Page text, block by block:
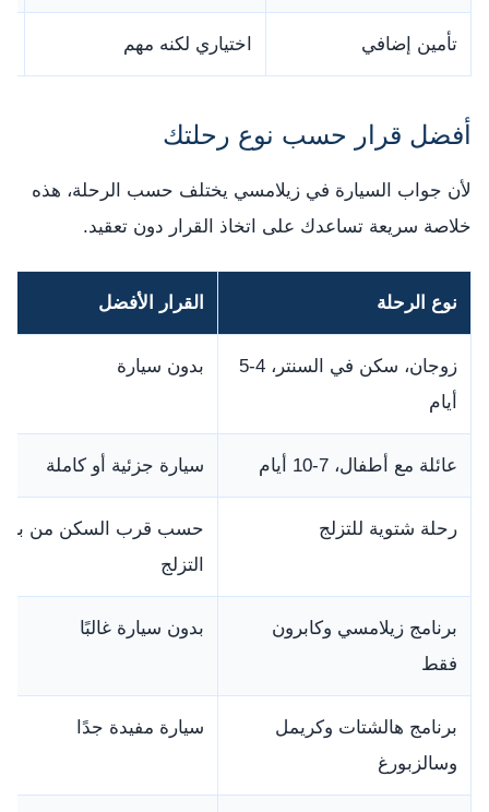
تأمين إضافي اختياري لكنه مهم
أفضل قرار حسب نوع رحلتك
لأن جواب السيارة في زيلامسي يختلف حسب الرحلة، هذه
خلاصة سريعة تساعدك على اتخاذ القرار دون تعقيد.
نوع الرحلة القرار الأفضل
زوجان، سكن في السنتر، 4-5
أيام
بدون سيارة
عائلة مع أطفال، 7-10 أيام سيارة جزئية أو كاملة
رحلة شتوية للتزلج
حسب قرب السكن من
التزلج
برنامج زيلامسي وكابرون
فقط
بدون سيارة غالبًا
برنامج هالشتات وكريمل
وسالزبورغ
سيارة مفيدة جدًا